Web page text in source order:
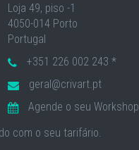
Loja 49, piso -1
4050-014 Porto
Portugal
+351 226 002 243 *
geral@crivart.pt
Agende o seu Workshop
com o seu tarifário.